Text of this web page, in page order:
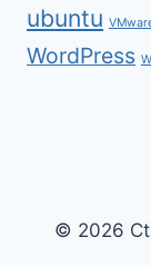
ubuntu
WordPress
© 2026